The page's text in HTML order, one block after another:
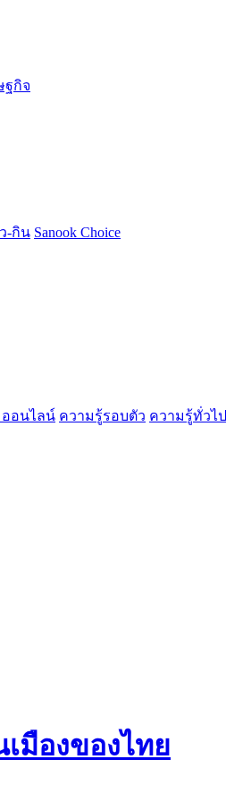
ฐกิจ
-กิน Sanook Choice
อนไลน์ ความรู้รอบตัว ความรู้ทั่วไป
มืองของไทย